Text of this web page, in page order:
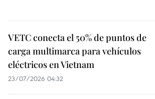
VETC conecta el 50% de puntos de
carga multimarca para vehículos
eléctricos en Vietnam
23/07/2026 04:32